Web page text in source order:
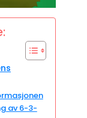
av 6-3-